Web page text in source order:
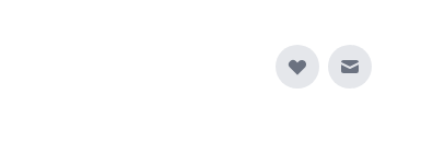
Envoyer